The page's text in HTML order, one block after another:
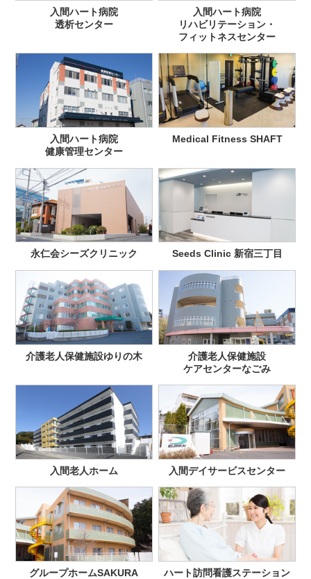
入間ハート病院
透析センター
入間ハート病院
リハビリテーション・
フィットネスセンター
入間ハート病院
健康管理センター
Medical Fitness SHAFT
永仁会シーズクリニック Seeds Clinic 新宿三丁目
介護老人保健施設ゆりの木
介護老人保健施設
ケアセンターなごみ
入間老人ホーム 入間デイサービスセンター
グループホームSAKURA ハート訪問看護ステーション